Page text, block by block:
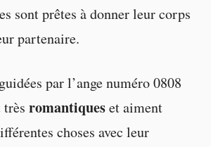
sont prêtes à donner leur corps
partenaire.
par l’ange numéro 0808
très romantiqueset aiment
choses avec leur